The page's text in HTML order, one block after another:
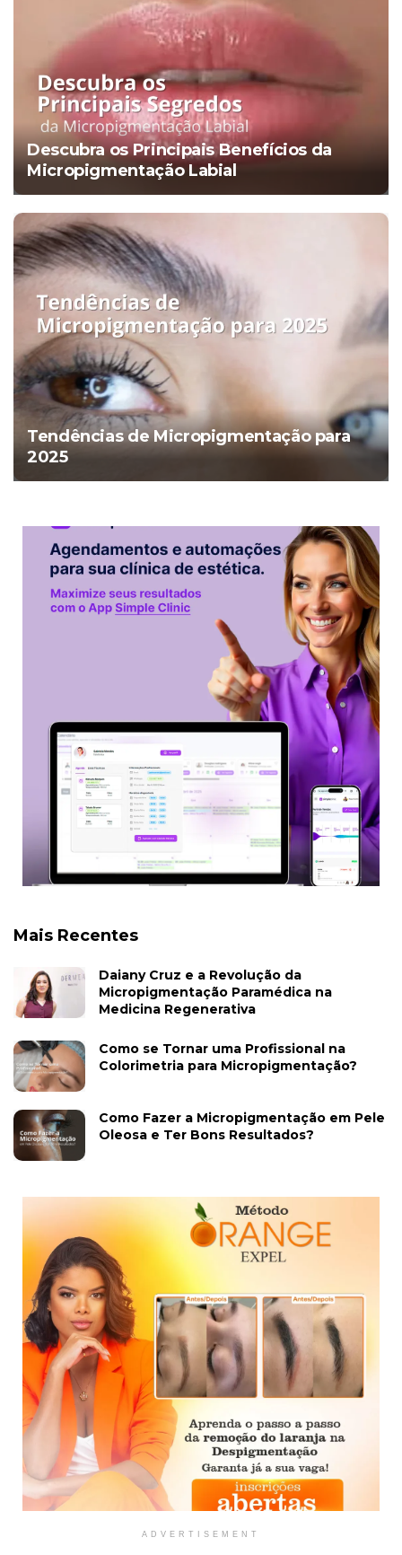
Descubra os Principais Benefícios da
Micropigmentação Labial
Tendências de Micropigmentação para
2025
Mais Recentes
Daiany Cruz e a Revolução da
Micropigmentação Paramédica na
Medicina Regenerativa
Como se Tornar uma Profissional na
Colorimetria para Micropigmentação?
Como Fazer a Micropigmentação em Pele
Oleosa e Ter Bons Resultados?
ADVERTISEMENT